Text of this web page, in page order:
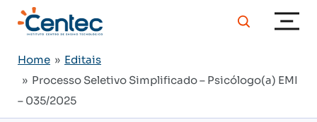
Home » Editais
» Processo Seletivo Simplificado – Psicólogo(a) EMI
– 035/2025